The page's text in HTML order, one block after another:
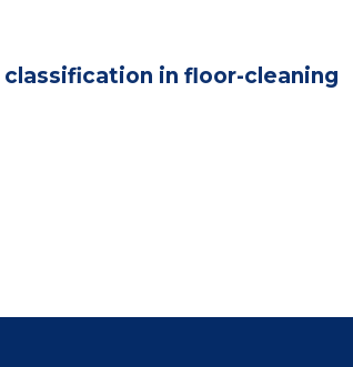
in floor-cleaning